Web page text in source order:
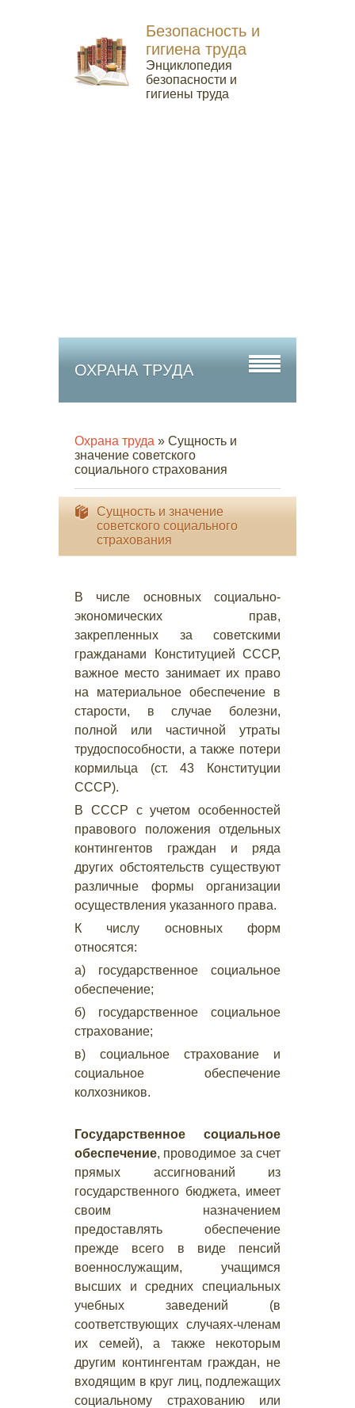
Безопасность и
гигиена труда
Энциклопедия
безопасности и
гигиены труда
ОХРАНА ТРУДА
Охрана труда » Сущность и
значение советского
социального страхования
Сущность и значение
советского социального
страхования
В числе основных социально-
экономических прав,
закрепленных за советскими
гражданами Конституцией СССР,
важное место занимает их право
на материальное обеспечение в
старости, в случае болезни,
полной или частичной утраты
трудоспособности, а также потери
кормильца (ст. 43 Конституции
СССР).
В СССР с учетом особенностей
правового положения отдельных
контингентов граждан и ряда
других обстоятельств существуют
различные формы организации
осуществления указанного права.
К числу основных форм
относятся:
а) государственное социальное
обеспечение;
б) государственное социальное
страхование;
в) социальное страхование и
социальное обеспечение
колхозников.
Государственное социальное
обеспечение, проводимое за счет
прямых ассигнований из
государственного бюджета, имеет
своим назначением
предоставлять обеспечение
прежде всего в виде пенсий
военнослужащим, учащимся
высших и средних специальных
учебных заведений (в
соответствующих случаях-членам
их семей), а также некоторым
другим контингентам граждан, не
входящим в круг лиц, подлежащих
социальному страхованию или